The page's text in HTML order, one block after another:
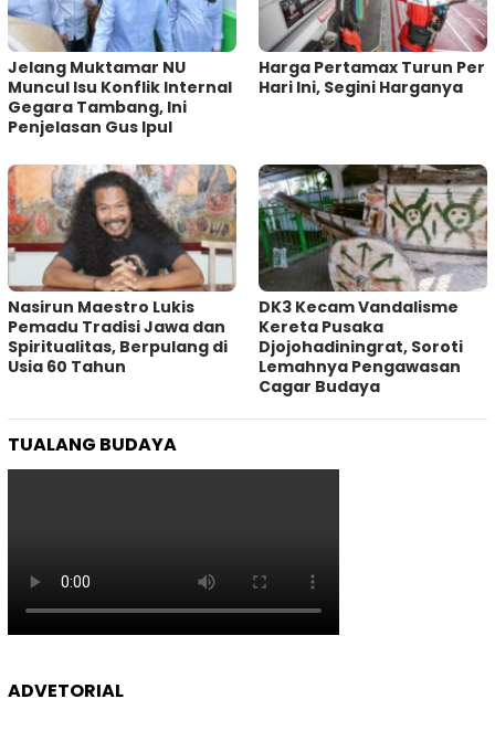
Jelang Muktamar NU
Muncul Isu Konflik Internal
Gegara Tambang, Ini
Penjelasan Gus Ipul
Harga Pertamax Turun Per
Hari Ini, Segini Harganya
‎Nasirun Maestro Lukis
Pemadu Tradisi Jawa dan
Spiritualitas, Berpulang di
Usia 60 Tahun
DK3 Kecam Vandalisme
Kereta Pusaka
Djojohadiningrat, Soroti
Lemahnya Pengawasan
Cagar Budaya
TUALANG BUDAYA
ADVETORIAL